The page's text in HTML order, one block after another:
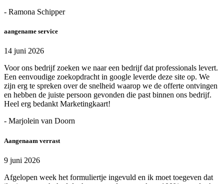
- Ramona Schipper
aangename service
14 juni 2026
Voor ons bedrijf zoeken we naar een bedrijf dat professionals levert.
Een eenvoudige zoekopdracht in google leverde deze site op. We
zijn erg te spreken over de snelheid waarop we de offerte ontvingen
en hebben de juiste persoon gevonden die past binnen ons bedrijf.
Heel erg bedankt Marketingkaart!
- Marjolein van Doorn
Aangenaam verrast
9 juni 2026
Afgelopen week het formuliertje ingevuld en ik moet toegeven dat